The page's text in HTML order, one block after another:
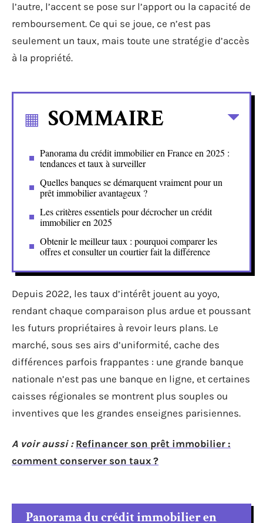
l’autre, l’accent se pose sur l’apport ou la capacité de
remboursement. Ce qui se joue, ce n’est pas
seulement un taux, mais toute une stratégie d’accès
à la propriété.
SOMMAIRE
Panorama du crédit immobilier en France en 2025 :
tendances et taux à surveiller
Quelles banques se démarquent vraiment pour un
prêt immobilier avantageux ?
Les critères essentiels pour décrocher un crédit
immobilier en 2025
Obtenir le meilleur taux : pourquoi comparer les
offres et consulter un courtier fait la différence
Depuis 2022, les taux d’intérêt jouent au yoyo,
rendant chaque comparaison plus ardue et poussant
les futurs propriétaires à revoir leurs plans. Le
marché, sous ses airs d’uniformité, cache des
différences parfois frappantes : une grande banque
nationale n’est pas une banque en ligne, et certaines
caisses régionales se montrent plus souples ou
inventives que les grandes enseignes parisiennes.
A voir aussi : Refinancer son prêt immobilier :
comment conserver son taux ?
Panorama du crédit immobilier en